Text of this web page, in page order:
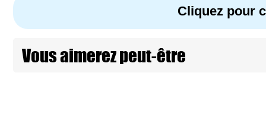
Cliquez pour
Vous aimerez peut-être